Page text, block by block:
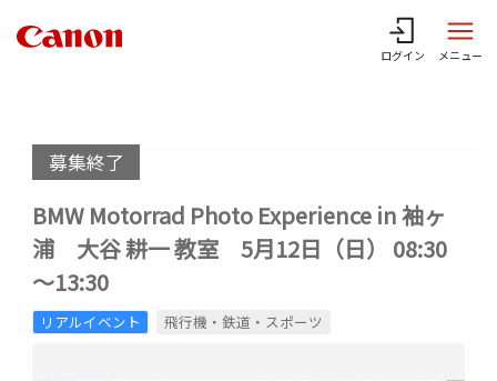
ログイン メニュー
募集終了
BMW Motorrad Photo Experience in 袖ヶ
浦 大谷 耕一 教室 5月12日（日） 08:30
～13:30
リアルイベント 飛行機・鉄道・スポーツ